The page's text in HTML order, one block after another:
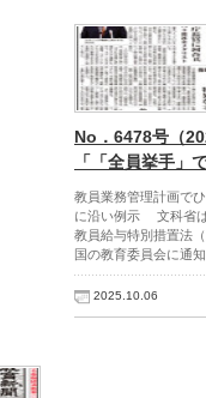
No．6478号（
「「全員挙手」
教員業務管理計画で
に沿い例示 文科省
教員給与特別措置法
国の教育委員会に通
2025.10.06